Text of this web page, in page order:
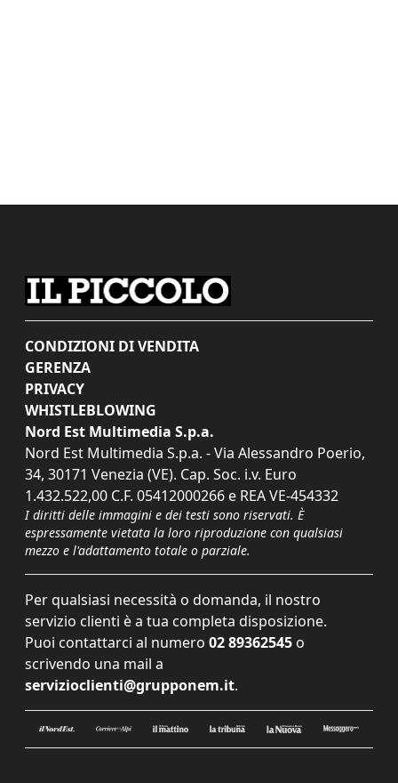
CONDIZIONI DI VENDITA
GERENZA
PRIVACY
WHISTLEBLOWING
Nord Est Multimedia S.p.a.
Nord Est Multimedia S.p.a. - Via Alessandro Poerio,
34, 30171 Venezia (VE). Cap. Soc. i.v. Euro
1.432.522,00 C.F. 05412000266 e REA VE-454332
I diritti delle immagini e dei testi sono riservati. È
espressamente vietata la loro riproduzione con qualsiasi
mezzo e l'adattamento totale o parziale.
Per qualsiasi necessità o domanda, il nostro
servizio clienti è a tua completa disposizione.
Puoi contattarci al numero 02 89362545 o
scrivendo una mail a
servizioclienti@grupponem.it.